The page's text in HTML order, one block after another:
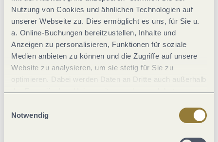
Nutzung von Cookies und ähnlichen Technologien auf
unserer Webseite zu. Dies ermöglicht es uns, für Sie u.
a. Online-Buchungen bereitzustellen, Inhalte und
Anzeigen zu personalisieren, Funktionen für soziale
Medien anbieten zu können und die Zugriffe auf unsere
Website zu analysieren, um sie stetig für Sie zu
optimieren. Dabei werden Daten an Dritte auch außerhalb
der Europäischen Union weitergegeben und dort
jederzeit widerrufen werden. Mit der Auswahl "Alle
ablehnen" kann es zu Beeinträchtigungen in der Nutzung
Notwendig
Verpflegung
Zahlungsarten
Ausstattung Zimmer/Appartement